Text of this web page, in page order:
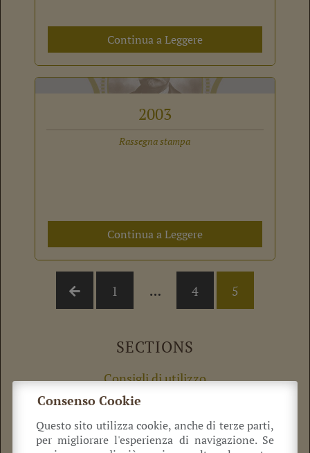
Continua a Leggere
2003
Rassegna stampa
Continua a Leggere
 1 … 4 5
SECTIONS
Consigli di utilizzo
Rassegna stampa
Dicono di noi
Consenso Cookie
Questo sito utilizza cookie, anche di terze parti,
per migliorare l'esperienza di navigazione. Se